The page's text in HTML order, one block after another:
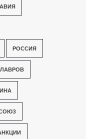
РОССИЯ
ЛАВРОВ